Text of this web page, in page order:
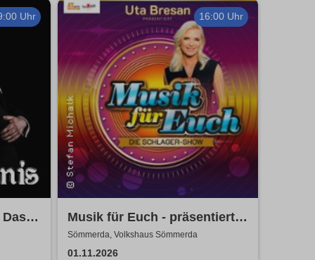
Uhr 16:00 Uhr
Musik für Euch - präsentiert
von Uta Bresan
Sömmerda, Volkshaus Sömmerda
01.11.2026